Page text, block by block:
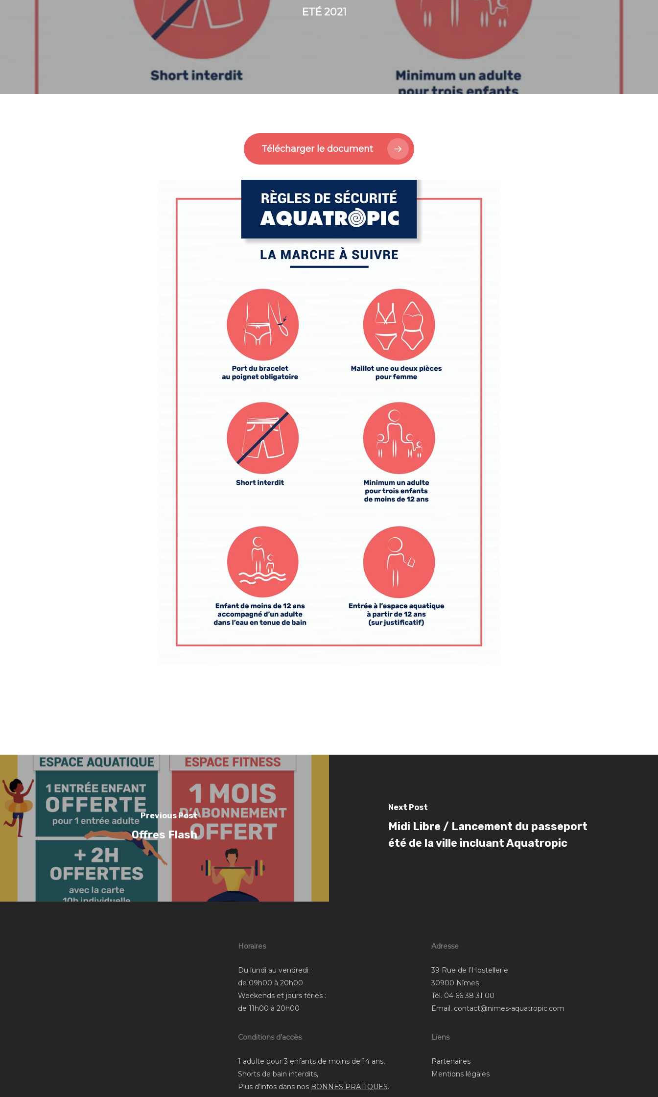
ETÉ 2021
Télécharger le document
Previous Post
Offres Flash
Next Post
Midi Libre / Lancement du passeport
été de la ville incluant Aquatropic
Horaires
Du lundi au vendredi :
de 09h00 à 20h00
Weekends et jours fériés :
de 11h00 à 20h00
Conditions d’accès
1 adulte pour 3 enfants de moins de 14 ans,
Shorts de bain interdits,
Plus d’infos dans nos BONNES PRATIQUES.
Adresse
39 Rue de l’Hostellerie
30900 Nîmes
Tél. 04 66 38 31 00
Email. contact@nimes-aquatropic.com
Liens
Partenaires
Mentions légales